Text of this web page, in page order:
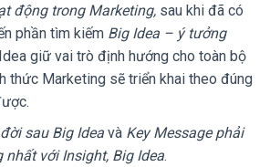
động trong Marketing,sau khi đã có
phần tìm kiếm Big Idea – ý tưởng
giữ vai trò định hướng cho toàn bộ
thức Marketing sẽ triển khai theo đúng
sau Big Ideavà Key Message phải
nhất với Insight, Big Idea.